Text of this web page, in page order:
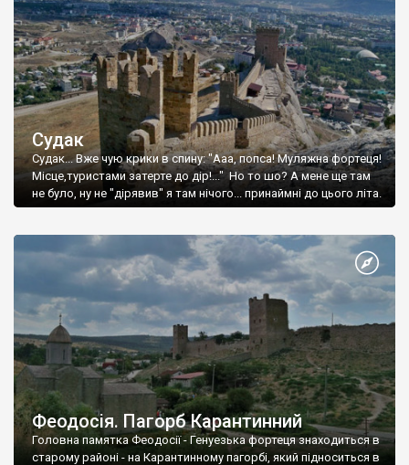
Судак
Судак... Вже чую крики в спину: "Ааа, попса! Муляжна фортеця!
Місце,туристами затерте до дір!..." Но то шо? А мене ще там
не було, ну не "дірявив" я там нічого... принаймні до цього літа.
Феодосія. Пагорб Карантинний
Головна памятка Феодосії - Генуезька фортеця знаходиться в
старому районі - на Карантинному пагорбі, який підноситься в